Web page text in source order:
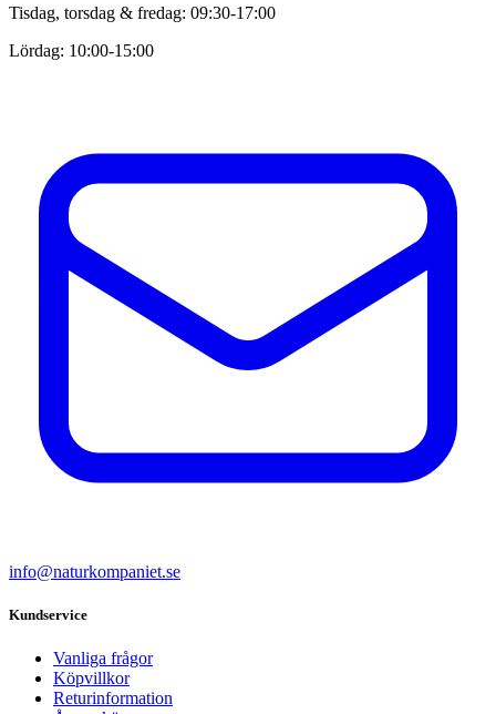
Tisdag, torsdag & fredag: 09:30-17:00
Lördag: 10:00-15:00
info@naturkompaniet.se
Kundservice
Vanliga frågor
Köpvillkor
Returinformation